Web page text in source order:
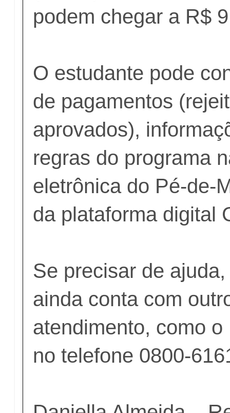
podem chegar a R$
O estudante pode
de pagamentos
aprovados),
regras do programa
eletrônica do Pé-de-
da plataforma digital
Se precisar de
ainda conta com
atendimento, como
no telefone 0800-